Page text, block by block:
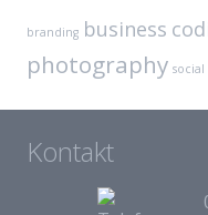
branding business
photography social
Kontakt